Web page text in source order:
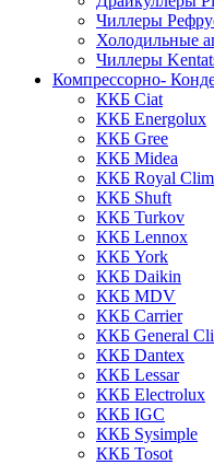
Чиллеры
Холодильные
Чиллеры
Компрессорно-
ККБ Ciat
ККБ Energolux
ККБ Gree
ККБ Midea
ККБ Royal
ККБ Shuft
ККБ Turkov
ККБ Lennox
ККБ York
ККБ Daikin
ККБ MDV
ККБ Carrier
ККБ General
ККБ Dantex
ККБ Lessar
ККБ Electrolux
ККБ IGC
ККБ Sysimple
ККБ Tosot